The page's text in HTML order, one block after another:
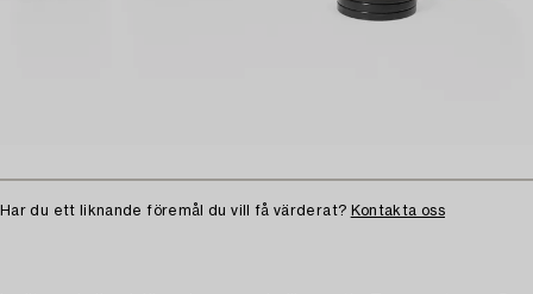
Har du ett liknande föremål du vill få värderat? Kontakta oss